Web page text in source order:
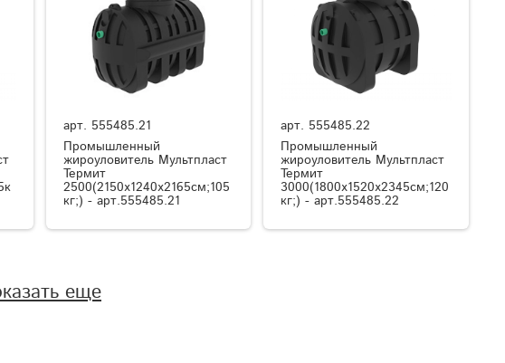
арт. 555485.21
Промышленный
жироуловитель Мультпласт
Термит
2500(2150x1240x2165см;105
кг;) - арт.555485.21
арт. 555485.22
Промышленный
жироуловитель Мультпласт
Термит
3000(1800x1520x2345см;120
кг;) - арт.555485.22
еще